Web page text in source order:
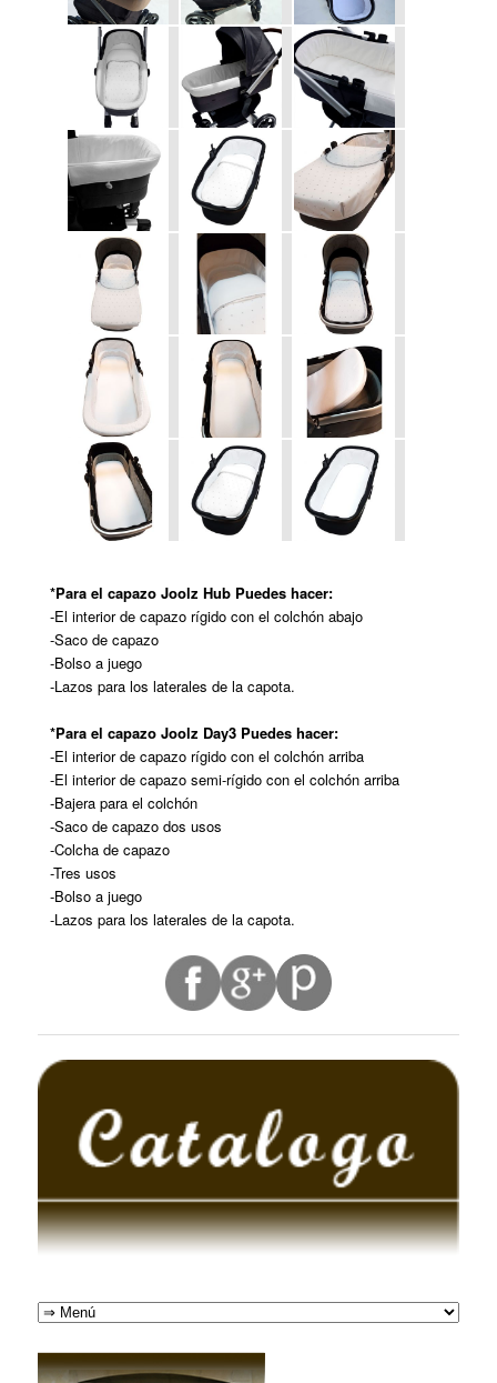
*Para el capazo Joolz Hub Puedes hacer:
-El interior de capazo rígido con el colchón abajo
-Saco de capazo
-Bolso a juego
-Lazos para los laterales de la capota.
*Para el capazo Joolz Day3 Puedes hacer:
-El interior de capazo rígido con el colchón arriba
-El interior de capazo semi-rígido con el colchón arriba
-Bajera para el colchón
-Saco de capazo dos usos
-Colcha de capazo
-Tres usos
-Bolso a juego
-Lazos para los laterales de la capota.